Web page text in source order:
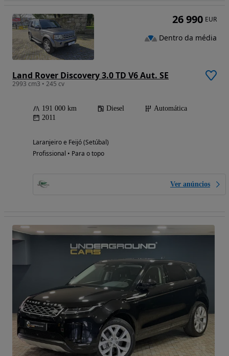
Land Rover Discovery 3.0 TD V6 Aut. SE
2993 cm3 • 245 cv
191 000 km Diesel
Automática
2011
Laranjeiro e Feijó (Setúbal)
Profissional • Para o topo
Ver anúncios
26 990 EUR
Dentro da média